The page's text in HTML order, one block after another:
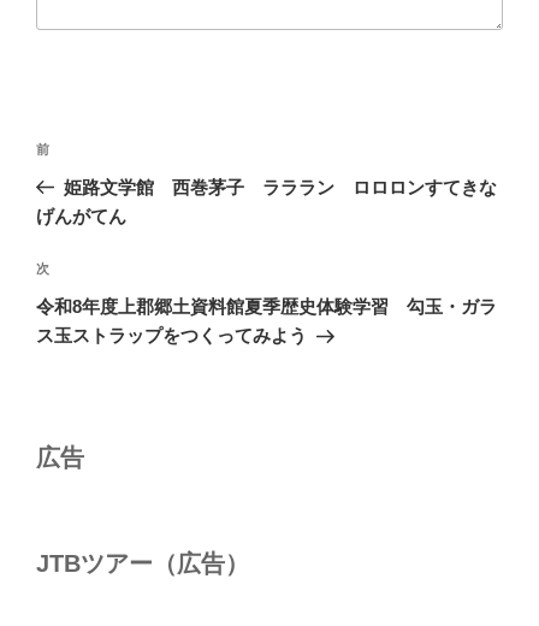
投
ナ
ゲ
ー
シ
前
の
投
前
姫路文学館 西巻茅子 ラララン ロロロンすてきな
げんがてん
次
の
投
次
令和8年度上郡郷土資料館夏季歴史体験学習 勾玉・ガラ
ス玉ストラップをつくってみよう
広告
JTBツアー（広告）